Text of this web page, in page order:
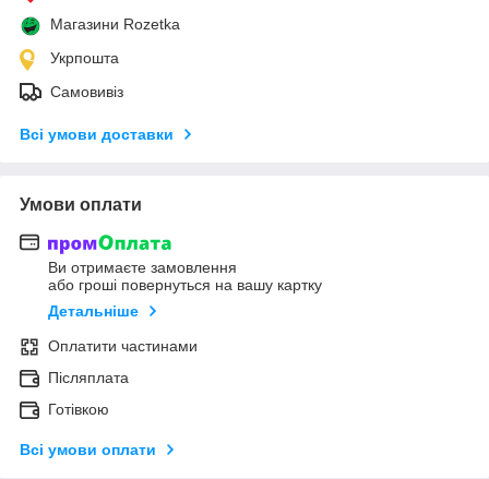
Магазини Rozetka
Укрпошта
Самовивіз
Всі умови доставки
Умови оплати
Ви отримаєте замовлення
або гроші повернуться на вашу картку
Детальніше
Оплатити частинами
Післяплата
Готівкою
Всі умови оплати